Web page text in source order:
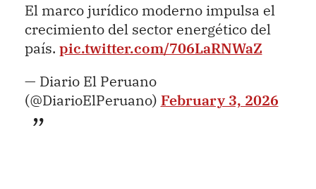
El marco jurídico moderno impulsa el
crecimiento del sector energético del
país. pic.twitter.com/706LaRNWaZ
— Diario El Peruano
(@DiarioElPeruano) February 3, 2026